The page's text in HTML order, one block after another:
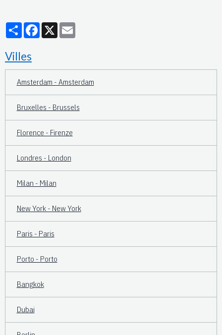
PartagerFacebook
X
Villes
Amsterdam - Amsterdam
Bruxelles - Brussels
Florence - Firenze
Londres - London
Milan - Milan
New York - New York
Paris - Paris
Porto - Porto
Bangkok
Dubai